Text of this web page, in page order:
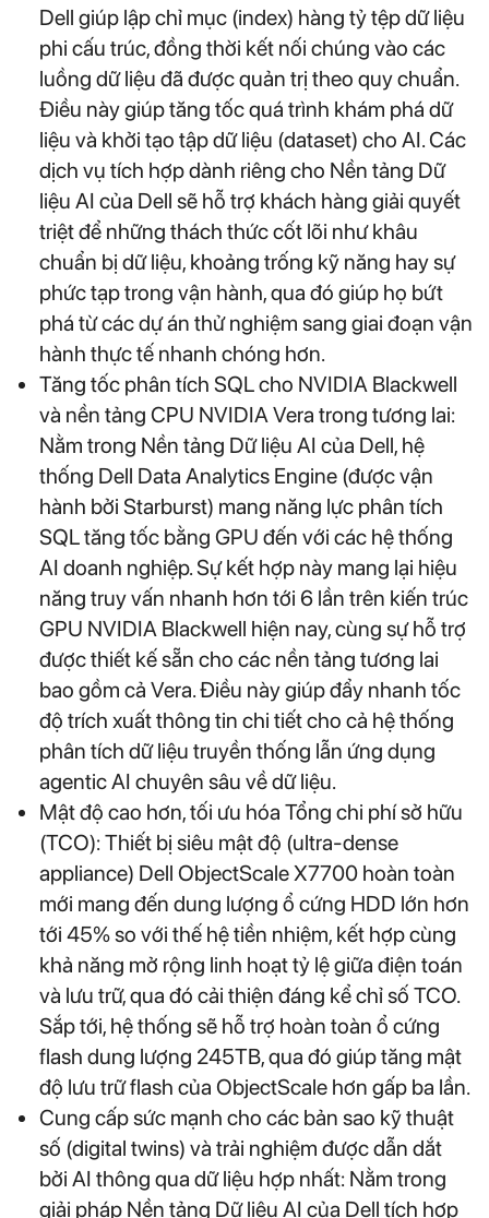
Dell giúp lập chỉ mục (index) hàng tỷ tệp dữ liệu
phi cấu trúc, đồng thời kết nối chúng vào các
luồng dữ liệu đã được quản trị theo quy chuẩn.
Điều này giúp tăng tốc quá trình khám phá dữ
liệu và khởi tạo tập dữ liệu (dataset) cho AI. Các
dịch vụ tích hợp dành riêng cho Nền tảng Dữ
liệu AI của Dell sẽ hỗ trợ khách hàng giải quyết
triệt để những thách thức cốt lõi như khâu
chuẩn bị dữ liệu, khoảng trống kỹ năng hay sự
phức tạp trong vận hành, qua đó giúp họ bứt
phá từ các dự án thử nghiệm sang giai đoạn vận
hành thực tế nhanh chóng hơn.
Tăng tốc phân tích SQL cho NVIDIA Blackwell
và nền tảng CPU NVIDIA Vera trong tương lai:
Nằm trong Nền tảng Dữ liệu AI của Dell, hệ
thống Dell Data Analytics Engine (được vận
hành bởi Starburst) mang năng lực phân tích
SQL tăng tốc bằng GPU đến với các hệ thống
AI doanh nghiệp. Sự kết hợp này mang lại hiệu
năng truy vấn nhanh hơn tới 6 lần trên kiến trúc
GPU NVIDIA Blackwell hiện nay, cùng sự hỗ trợ
được thiết kế sẵn cho các nền tảng tương lai
bao gồm cả Vera. Điều này giúp đẩy nhanh tốc
độ trích xuất thông tin chi tiết cho cả hệ thống
phân tích dữ liệu truyền thống lẫn ứng dụng
agentic AI chuyên sâu về dữ liệu.
Mật độ cao hơn, tối ưu hóa Tổng chi phí sở hữu
(TCO): Thiết bị siêu mật độ (ultra-dense
appliance) Dell ObjectScale X7700 hoàn toàn
mới mang đến dung lượng ổ cứng HDD lớn hơn
tới 45% so với thế hệ tiền nhiệm, kết hợp cùng
khả năng mở rộng linh hoạt tỷ lệ giữa điện toán
và lưu trữ, qua đó cải thiện đáng kể chỉ số TCO.
Sắp tới, hệ thống sẽ hỗ trợ hoàn toàn ổ cứng
flash dung lượng 245TB, qua đó giúp tăng mật
độ lưu trữ flash của ObjectScale hơn gấp ba lần.
Cung cấp sức mạnh cho các bản sao kỹ thuật
số (digital twins) và trải nghiệm được dẫn dắt
bởi AI thông qua dữ liệu hợp nhất: Nằm trong
giải pháp Nền tảng Dữ liệu AI của Dell tích hợp